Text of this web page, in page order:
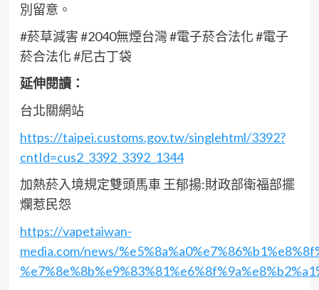
別留意。
#菸草減害 #2040無煙台灣 #電子菸合法化 #電子
菸合法化 #尼古丁袋
延伸閱讀：
台北關網站
https://taipei.customs.gov.tw/singlehtml/3392?
cntId=cus2_3392_3392_1344
加熱菸入境規定雙頭馬車 王郁揚:財政部衛福部擺
爛惹民怨
https://vapetaiwan-
media.com/news/